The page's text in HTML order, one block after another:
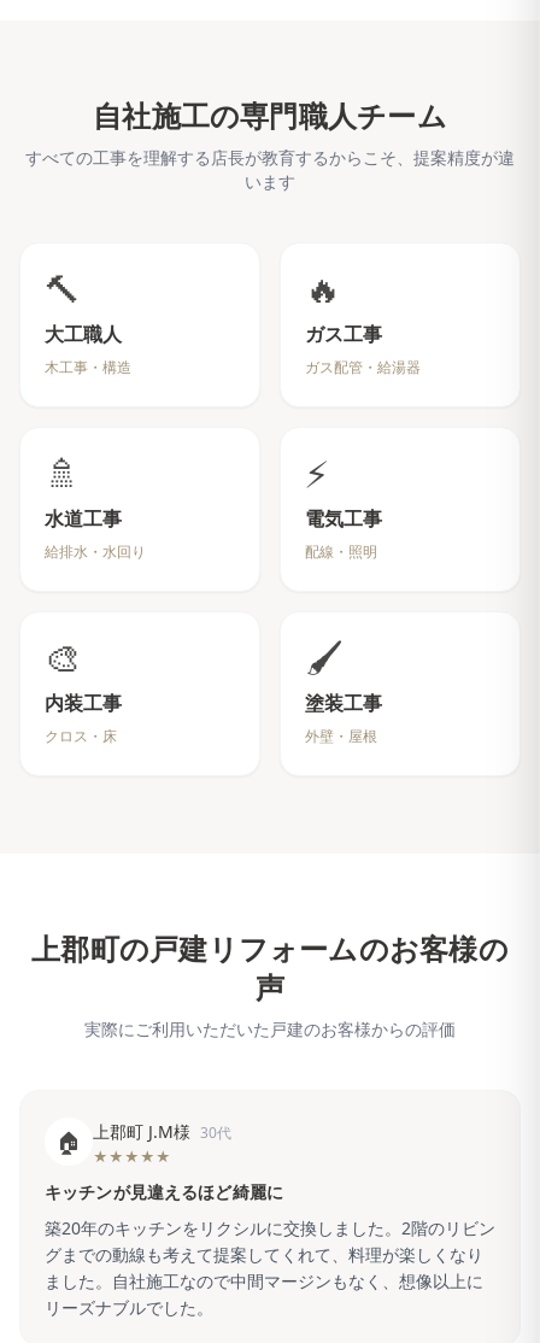
自社施工の専門職人チーム
すべての工事を理解する店長が教育するからこそ、提案精度が違
います
🔨
大工職人
木工事・構造
🔥
ガス工事
ガス配管・給湯器
🚿
水道工事
給排水・水回り
⚡
電気工事
配線・照明
🎨
内装工事
クロス・床
🖌️
塗装工事
外壁・屋根
上郡町の戸建リフォームのお客様の
声
実際にご利用いただいた戸建のお客様からの評価
🏠 上郡町 J.M様 30代
★★★★★
キッチンが見違えるほど綺麗に
築20年のキッチンをリクシルに交換しました。2階のリビン
グまでの動線も考えて提案してくれて、料理が楽しくなり
ました。自社施工なので中間マージンもなく、想像以上に
リーズナブルでした。